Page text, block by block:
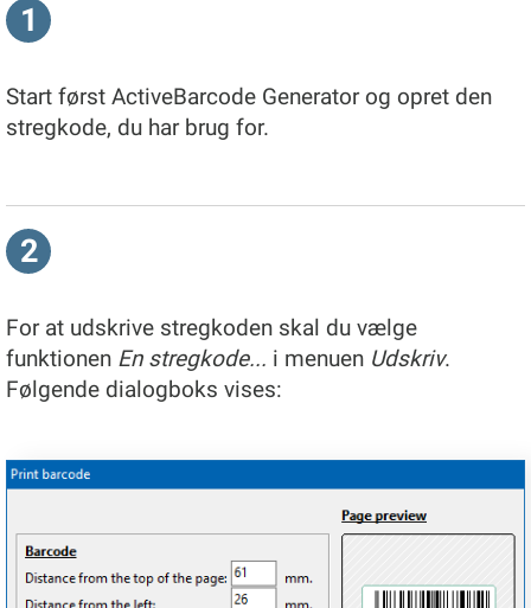
1
Start først ActiveBarcode Generator og opret den
stregkode, du har brug for.
2
For at udskrive stregkoden skal du vælge
funktionen En stregkode... i menuen Udskriv.
Følgende dialogboks vises: